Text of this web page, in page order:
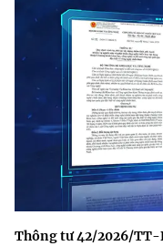
Thông tư 42/2026/TT-